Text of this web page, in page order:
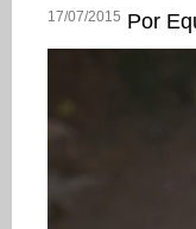
17/07/2015 Por